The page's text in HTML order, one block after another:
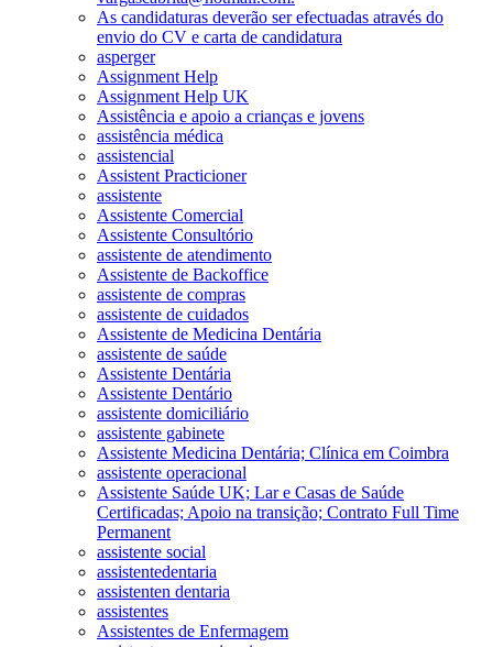
As candidaturas deverão ser efectuadas através do
envio do CV e carta de candidatura
asperger
Assignment Help
Assignment Help UK
Assistência e apoio a crianças e jovens
assistência médica
assistencial
Assistent Practicioner
assistente
Assistente Comercial
Assistente Consultório
assistente de atendimento
Assistente de Backoffice
assistente de compras
assistente de cuidados
Assistente de Medicina Dentária
assistente de saúde
Assistente Dentária
Assistente Dentário
assistente domiciliário
assistente gabinete
Assistente Medicina Dentária; Clínica em Coimbra
assistente operacional
Assistente Saúde UK; Lar e Casas de Saúde
Certificadas; Apoio na transição; Contrato Full Time
Permanent
assistente social
assistentedentaria
assistenten dentaria
assistentes
Assistentes de Enfermagem